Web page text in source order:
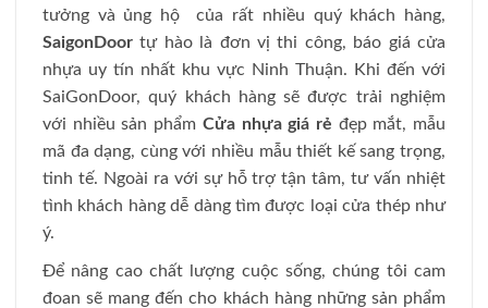
tưởng và ủng hộ của rất nhiều quý khách hàng,
SaigonDoor tự hào là đơn vị thi công, báo giá cửa
nhựa uy tín nhất khu vực Ninh Thuận. Khi đến với
SaiGonDoor, quý khách hàng sẽ được trải nghiệm
với nhiều sản phẩm Cửa nhựa giá rẻ đẹp mắt, mẫu
mã đa dạng, cùng với nhiều mẫu thiết kế sang trọng,
tinh tế. Ngoài ra với sự hỗ trợ tận tâm, tư vấn nhiệt
tình khách hàng dễ dàng tìm được loại cửa thép như
ý.
Để nâng cao chất lượng cuộc sống, chúng tôi cam
đoan sẽ mang đến cho khách hàng những sản phẩm